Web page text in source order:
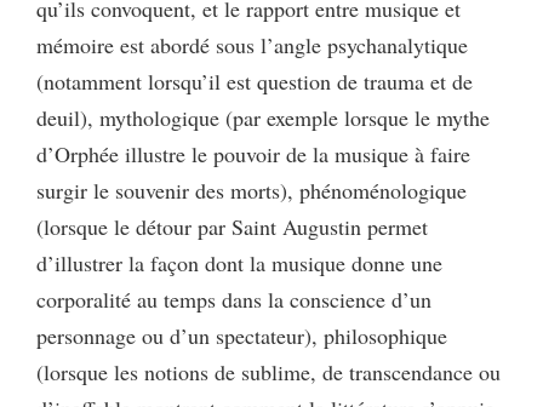
qu’ils convoquent, et le rapport entre musique et
mémoire est abordé sous l’angle psychanalytique
(notamment lorsqu’il est question de trauma et de
deuil), mythologique (par exemple lorsque le mythe
d’Orphée illustre le pouvoir de la musique à faire
surgir le souvenir des morts), phénoménologique
(lorsque le détour par Saint Augustin permet
d’illustrer la façon dont la musique donne une
corporalité au temps dans la conscience d’un
personnage ou d’un spectateur), philosophique
(lorsque les notions de sublime, de transcendance ou